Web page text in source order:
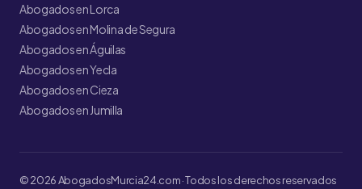
Abogados en Lorca
Abogados en Molina de Segura
Abogados en Águilas
Abogados en Yecla
Abogados en Cieza
Abogados en Jumilla
© 2026 AbogadosMurcia24.com · Todos los derechos reservados